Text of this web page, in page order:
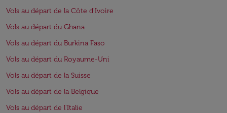
Vols au départ de la Côte d'Ivoire
Vols au départ du Ghana
Vols au départ du Burkina Faso
Vols au départ du Royaume-Uni
Vols au départ de la Suisse
Vols au départ de la Belgique
Vols au départ de l'Italie